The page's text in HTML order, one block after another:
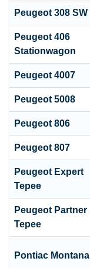
Peugeot 308 SW
Peugeot 406
Stationwagon
Peugeot 4007
Peugeot 5008
Peugeot 806
Peugeot 807
Peugeot Expert
Tepee
Peugeot Partner
Tepee
Pontiac Montana